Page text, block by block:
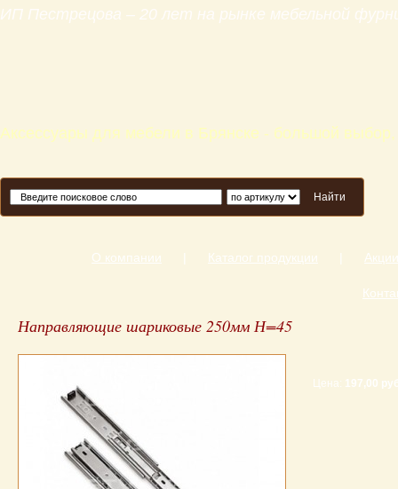
ИП Пестрецова – 20 лет на рынке мебельной
Аксессуары для мебели в Брянске - большой
Найти
О компании Каталог продукции
Направляющие шариковые 250мм Н=45
Цена: 197,00